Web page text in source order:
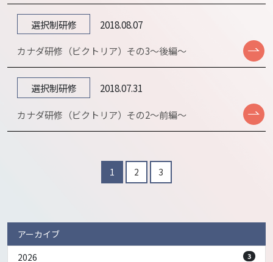
選択制研修
2018.08.07
カナダ研修（ビクトリア）その3～後編～
選択制研修
2018.07.31
カナダ研修（ビクトリア）その2～前編～
1 2 3
アーカイブ
2026
3